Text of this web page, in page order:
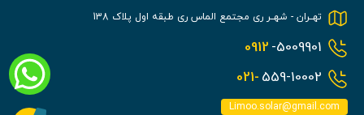
تهــران - شهــر ری مجتمع الماس ری طبقه اول پلاک 138
0912 -5009901
021- 559-10002
Limoo.solar@gmail.com